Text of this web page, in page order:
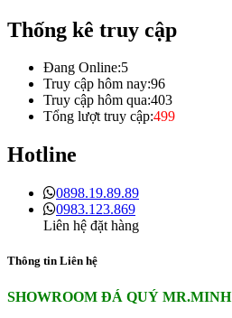
Thống kê truy cập
Đang Online:5
Truy cập hôm nay:96
Truy cập hôm qua:403
Tổng lượt truy cập:499
Hotline
0898.19.89.89
0983.123.869
Liên hệ đặt hàng
Thông tin Liên hệ
SHOWROOM ĐÁ QUÝ MR.MINH